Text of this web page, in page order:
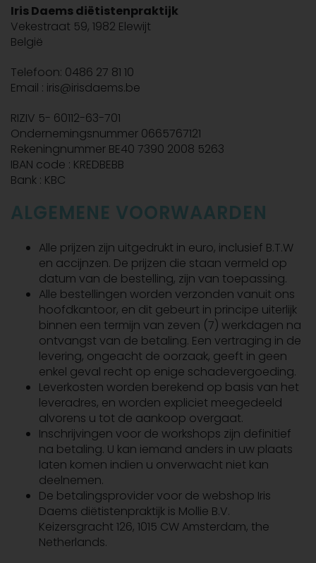
Iris Daems diëtistenpraktijk
Vekestraat 59, 1982 Elewijt
België
Telefoon: 0486 27 81 10
Email : iris@irisdaems.be
RIZIV 5- 60112-63-701
Ondernemingsnummer 0665767121
Rekeningnummer BE40 7390 2008 5263
IBAN code : KREDBEBB
Bank : KBC
ALGEMENE VOORWAARDEN
Alle prijzen zijn uitgedrukt in euro, inclusief B.T.W
en accijnzen. De prijzen die staan vermeld op
datum van de bestelling, zijn van toepassing.
Alle bestellingen worden verzonden vanuit ons
hoofdkantoor, en dit gebeurt in principe uiterlijk
binnen een termijn van zeven (7) werkdagen na
ontvangst van de betaling. Een vertraging in de
levering, ongeacht de oorzaak, geeft in geen
enkel geval recht op enige schadevergoeding.
Leverkosten worden berekend op basis van het
leveradres, en worden expliciet meegedeeld
alvorens u tot de aankoop overgaat.
Inschrijvingen voor de workshops zijn definitief
na betaling. U kan iemand anders in uw plaats
laten komen indien u onverwacht niet kan
deelnemen.
De betalingsprovider voor de webshop Iris
Daems diëtistenpraktijk is Mollie B.V.
Keizersgracht 126, 1015 CW Amsterdam, the
Netherlands.